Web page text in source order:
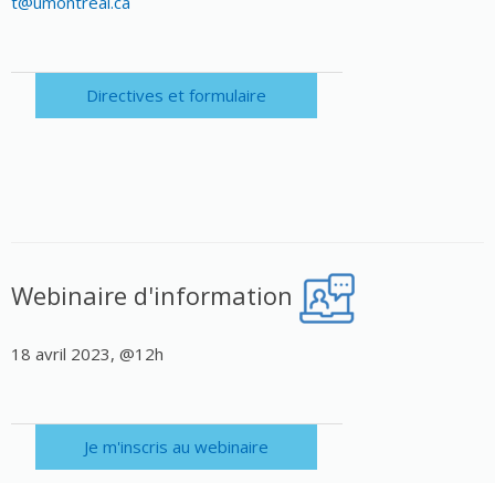
Directives et formulaire
Webinaire d'information
18 avril 2023, @12h
Je m'inscris au webinaire